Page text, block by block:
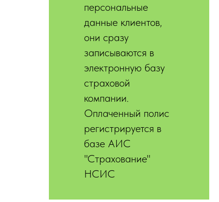
персональные
данные клиентов,
они сразу
записываются в
электронную базу
страховой
компании.
Оплаченный полис
регистрируется в
базе АИС
"Страхование"
НСИС